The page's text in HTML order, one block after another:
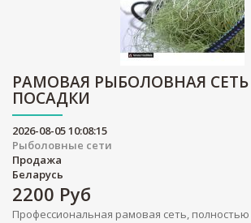
РАМОВАЯ РЫБОЛОВНАЯ
ПОСАДКИ
2026-08-05 10:08:15
Рыболовные сети
Продажа
Беларусь
2200 Руб
Профессиональная рамовая сеть, полностью